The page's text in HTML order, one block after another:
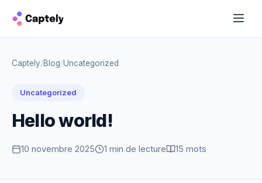
Captely/Blog/Uncategorized
Uncategorized
Hello world!
10 novembre 2025 1 min de lecture 15 mots